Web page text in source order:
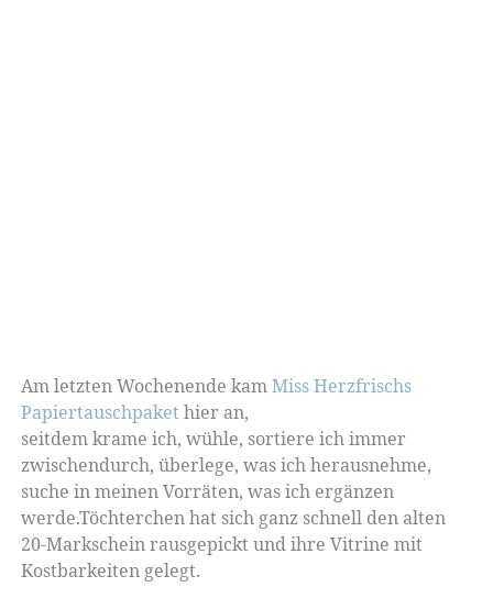
Am letzten Wochenende kamMiss Herzfrischs
Papiertauschpaket hier an,
seitdem krame ich, wühle, sortiere ich immer
zwischendurch, überlege, was ich herausnehme,
suche in meinen Vorräten, was ich ergänzen
werde.Töchterchen hat sich ganz schnell den alten
20-Markschein rausgepickt und ihre Vitrine mit
Kostbarkeiten gelegt.